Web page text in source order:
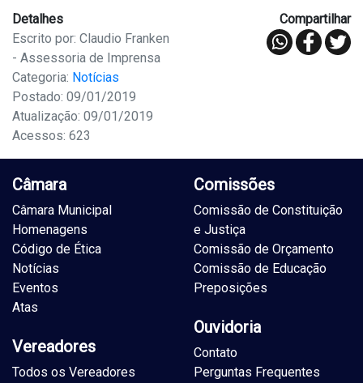
Detalhes
Escrito por: Claudio Franken
- Assessoria de Imprensa
Categoria: Notícias
Postado: 09/01/2019
Atualização: 09/01/2019
Acessos: 623
Compartilhar
Câmara
Câmara Municipal
Homenagens
Código de Ética
Notícias
Eventos
Atas
Vereadores
Todos os Vereadores
Comissões
Comissão de Constituição
e Justiça
Comissão de Orçamento
Comissão de Educação
Preposições
Ouvidoria
Contato
Perguntas Frequentes